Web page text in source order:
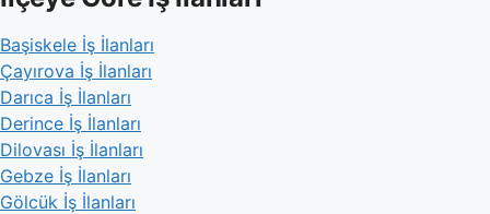
Başiskele İş İlanları
Çayırova İş İlanları
Darıca İş İlanları
Derince İş İlanları
Dilovası İş İlanları
Gebze İş İlanları
Gölcük İş İlanları